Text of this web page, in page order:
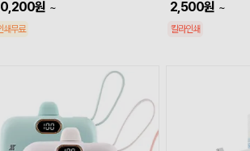
원 ~
쇄무료
2,500원 ~
칼라인쇄